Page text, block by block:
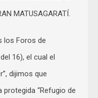
MATUSAGARATÍ.
los Foros de
16), el cual el
dijimos que
“Refugio de